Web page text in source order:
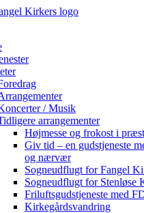
/ Musik
arrangementer
Højmesse og frokost i
Giv tid – en gudstjeneste
og nærvær
Sogneudflugt for Fangel
Sogneudflugt for Stenløse
Friluftsgudstjeneste med
Kirkegårdsvandring